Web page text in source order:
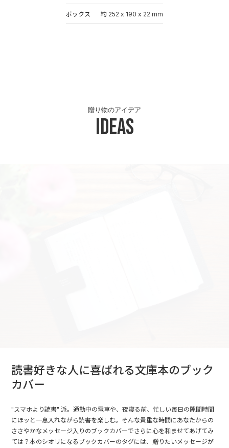
ボックス 約 252 x 190 x 22 mm
Ideas
贈り物のアイデア
読書好きな人に喜ばれる文庫本のブック
カバー
"スマホより読書" 派。通勤中の電車や、夜寝る前、忙しい毎日の隙間時間
にほッと一息入れながら読書を楽しむ。そんな貴重な時間にあなたからの
ささやかなメッセージ入りのブックカバーでさらに心を和ませてあげてみ
ては？本のシオリになるブックカバーのタグには、贈りたいメッセージが